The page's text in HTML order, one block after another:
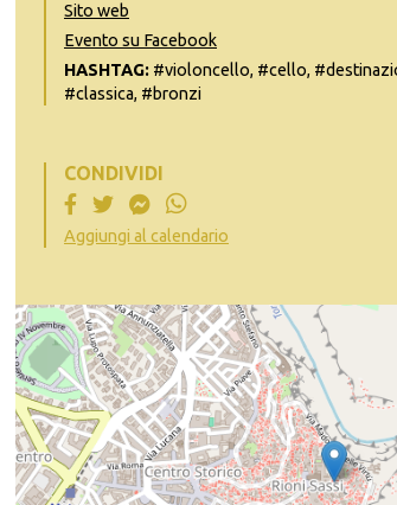
Sito web
Evento su Facebook
HASHTAG: #violoncello, #cello,
#classica, #bronzi
CONDIVIDI
Aggiungi al calendario